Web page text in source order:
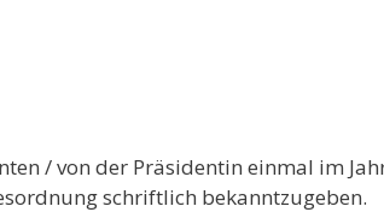
/ von der Präsidentin einmal im
schriftlich bekanntzugeben.